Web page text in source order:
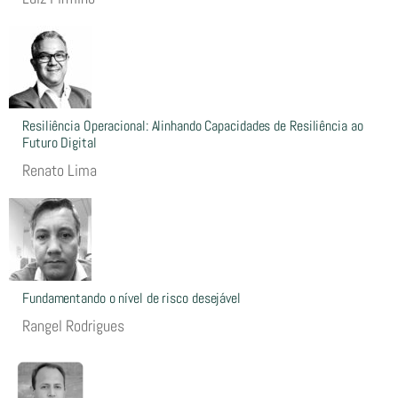
Resiliência Operacional: Alinhando Capacidades de Resiliência ao
Futuro Digital
Renato Lima
Fundamentando o nível de risco desejável
Rangel Rodrigues